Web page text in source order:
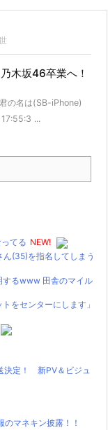
まとめサイトに関する
まとめサイトに関する
グすぎる
NEW!
NEW!
い…
』大阪公演のセト
ど熱いニュースが
に遠征…き
HOKKAIDOへ…その全
につづった言葉の中
木坂46卒業へ！
の名は(SB-iPhone)
...
てる NEW!
ん(35)を指名してしまう
するwww 田舎のマイル
をセンターにします」
決定！ 新PV＆ビジュ
のマネキン披露！！